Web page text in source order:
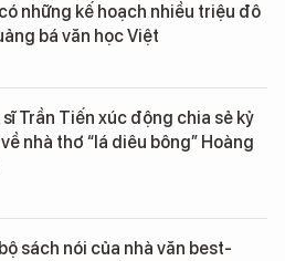
những kế hoạch nhiều triệu đô
bá văn học Việt
sĩ Trần Tiến xúc động chia sẻ kỷ
nhà thơ “lá diêu bông” Hoàng
sách nói của nhà văn best-